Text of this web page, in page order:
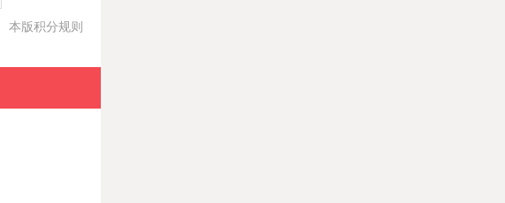
本版积分规则